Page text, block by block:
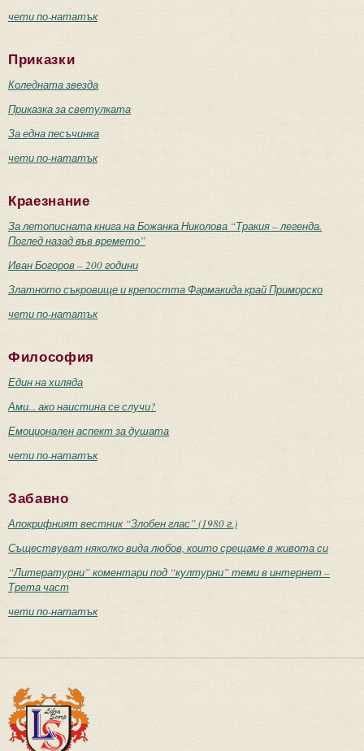
чети по-нататък
Приказки
Коледната звезда
Приказка за светулката
За една песъчинка
чети по-нататък
Краезнание
За летописната книга на Божанка Николова “Тракия – легенда.
Поглед назад във времето”
Иван Богоров – 200 години
Златното съкровище и крепостта Фармакида край Приморско
чети по-нататък
Философия
Един на хиляда
Ами... ако наистина се случи?
Емоционален аспект за душата
чети по-нататък
Забавно
Апокрифният вестник “Злобен глас” (1980 г.)
Съществуват няколко вида любов, които срещаме в живота си
“Литературни” коментари под “културни” теми в интернет –
Трета част
чети по-нататък